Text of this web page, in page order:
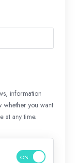
information
whether you want
at any time.